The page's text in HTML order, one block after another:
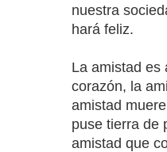
nuestra
hará feliz.
La amistad es
corazón, la
amistad
puse tierra de
amistad que